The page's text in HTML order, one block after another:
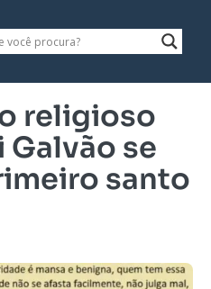
religioso
Galvão se
santo